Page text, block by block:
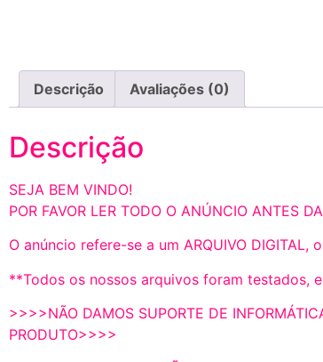
Descrição Avaliações (0)
Descrição
SEJA BEM VINDO!
POR FAVOR LER TODO O ANÚNCIO ANTES
O anúncio refere-se a um ARQUIVO DIGITAL,
**Todos os nossos arquivos foram testados,
>>>>NÃO DAMOS SUPORTE DE
PRODUTO>>>>